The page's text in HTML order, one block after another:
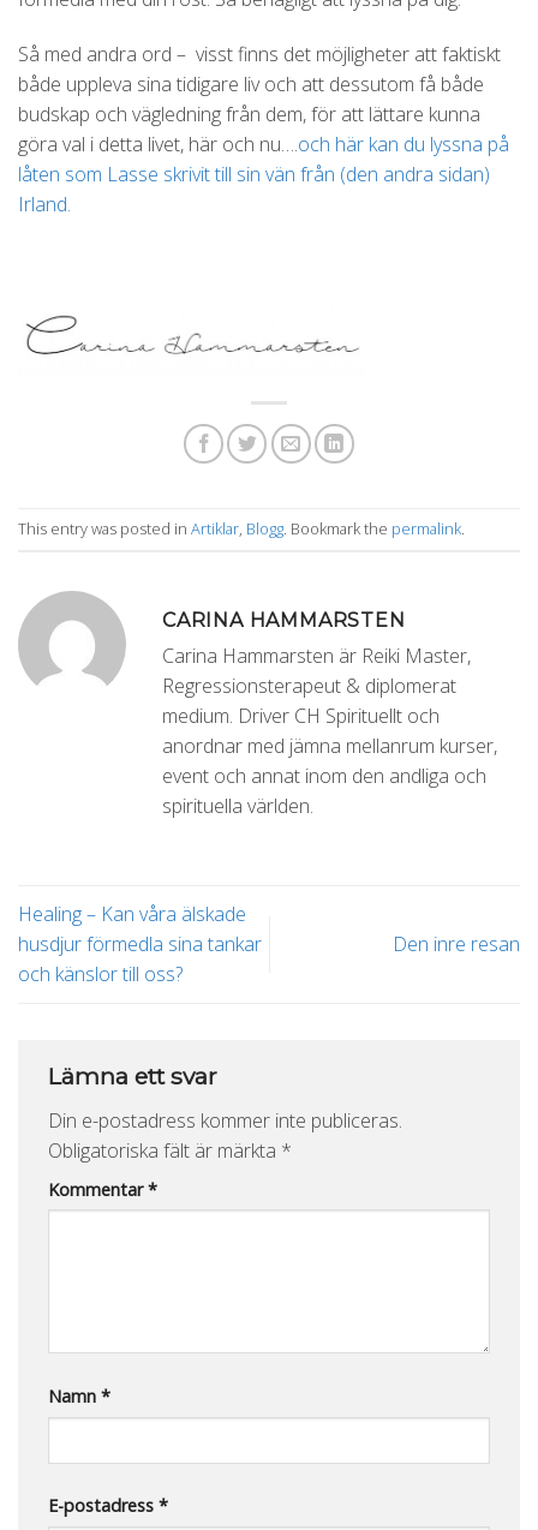
Så med andra ord – visst finns det möjligheter att faktiskt
både uppleva sina tidigare liv och att dessutom få både
budskap och vägledning från dem, för att lättare kunna
göra val i detta livet, här och nu….och här kan du lyssna på
låten som Lasse skrivit till sin vän från (den andra sidan)
Irland.
This entry was posted in Artiklar, Blogg. Bookmark the permalink.
CARINA HAMMARSTEN
Carina Hammarsten är Reiki Master,
Regressionsterapeut & diplomerat
medium. Driver CH Spirituellt och
anordnar med jämna mellanrum kurser,
event och annat inom den andliga och
spirituella världen.
Healing – Kan våra älskade
husdjur förmedla sina tankar
och känslor till oss?
Den inre resan
Lämna ett svar
Din e-postadress kommer inte publiceras.
Obligatoriska fält är märkta *
Kommentar*
Namn *
E-postadress *